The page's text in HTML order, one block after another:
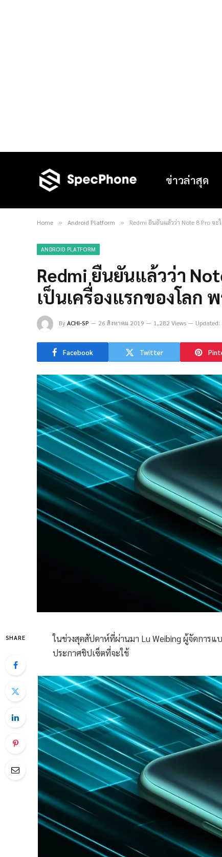
ข่าวล่าสุด
Home » Android Platform » Redmi ยืนยันแล้วว่า Note 8 Pro จ
ANDROID PLATFORM
Redmi ยืนยันแล้วว่า
เป็นเครื่องแรกของโลก
ByACHI-SP 26 สิงหาคม 2019 1,282 Views Updated:
Facebook Twitter
SHARE
ในช่วงสุดสัปดาห์ที่ผ่านมา Lu Weibing ผู้จัดการ
ประกาศชิปเซ็ตที่จะใช้